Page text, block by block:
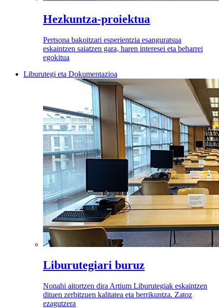
Hezkuntza-proiektua
Pertsona bakoitzari esperientzia esanguratsua
eskaintzen saiatzen gara, haren interesei eta beharrei
egokitua
Liburutegi eta Dokumentazioa
Liburutegiari buruz
Nonahi aitortzen dira Artium Liburutegiak eskaintzen
dituen zerbitzuen kalitatea eta berrikuntza. Zatoz
ezagutzera